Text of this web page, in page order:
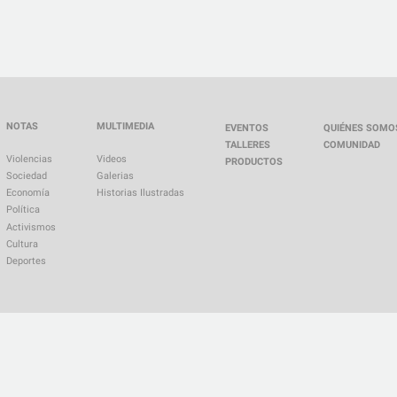
NOTAS
Violencias
Sociedad
Economía
Política
Activismos
Cultura
Deportes
MULTIMEDIA
Videos
Galerias
Historias Ilustradas
EVENTOS
TALLERES
PRODUCTOS
QUIÉNES
COMUNIDAD